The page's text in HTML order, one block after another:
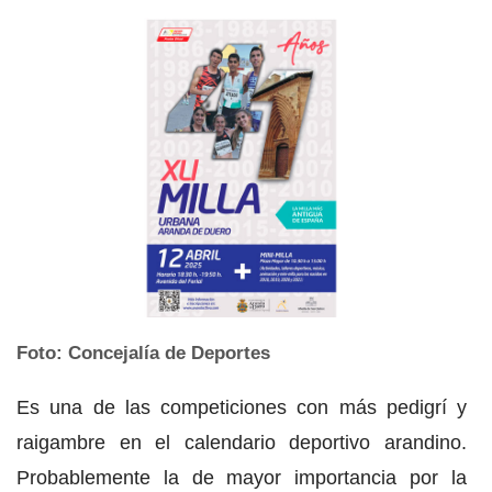
Foto: Concejalía de Deportes
Es una de las competiciones con más pedigrí y
raigambre en el calendario deportivo arandino.
Probablemente la de mayor importancia por la